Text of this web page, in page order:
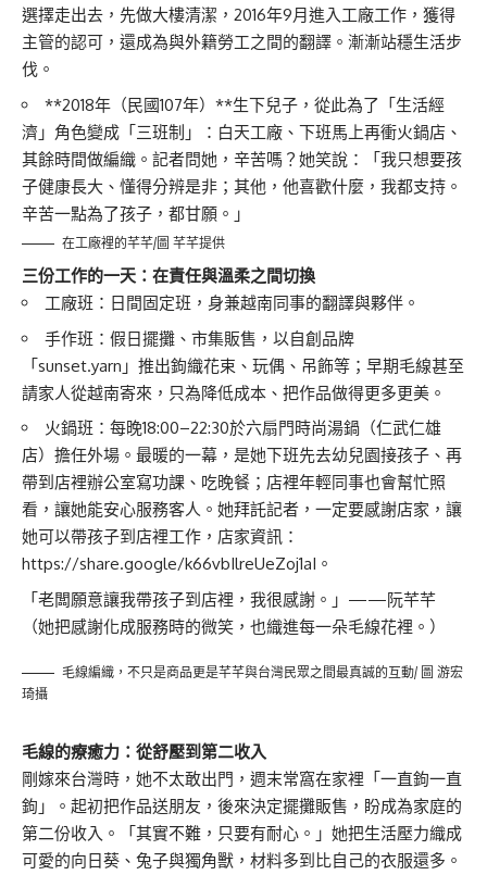
選擇走出去，先做大樓清潔，2016年9月進入工廠工作，獲得
主管的認可，還成為與外籍勞工之間的翻譯。漸漸站穩生活步
伐。
**2018年（民國107年）**生下兒子，從此為了「生活經
濟」角色變成「三班制」：白天工廠、下班馬上再衝火鍋店、
其餘時間做編織。記者問她，辛苦嗎？她笑說：「我只想要孩
子健康長大、懂得分辨是非；其他，他喜歡什麼，我都支持。
辛苦一點為了孩子，都甘願。」
在工廠裡的芊芊/圖 芊芊提供
三份工作的一天：在責任與溫柔之間切換
工廠班：日間固定班，身兼越南同事的翻譯與夥伴。
手作班：假日擺攤、市集販售，以自創品牌
「sunset.yarn」推出鉤織花束、玩偶、吊飾等；早期毛線甚至
請家人從越南寄來，只為降低成本、把作品做得更多更美。
火鍋班：每晚18:00–22:30於六扇門時尚湯鍋（仁武仁雄
店）擔任外場。最暖的一幕，是她下班先去幼兒園接孩子、再
帶到店裡辦公室寫功課、吃晚餐；店裡年輕同事也會幫忙照
看，讓她能安心服務客人。她拜託記者，一定要感謝店家，讓
她可以帶孩子到店裡工作，店家資訊：
https://share.google/k66vbIlreUeZoj1aI 。
「老闆願意讓我帶孩子到店裡，我很感謝。」——阮芊芊
（她把感謝化成服務時的微笑，也織進每一朵毛線花裡。）
毛線編織，不只是商品更是芊芊與台灣民眾之間最真誠的互動/ 圖 游宏
琦攝
毛線的療癒力：從舒壓到第二收入
剛嫁來台灣時，她不太敢出門，週末常窩在家裡「一直鉤一直
鉤」。起初把作品送朋友，後來決定擺攤販售，盼成為家庭的
第二份收入。「其實不難，只要有耐心。」她把生活壓力織成
可愛的向日葵、兔子與獨角獸，材料多到比自己的衣服還多。